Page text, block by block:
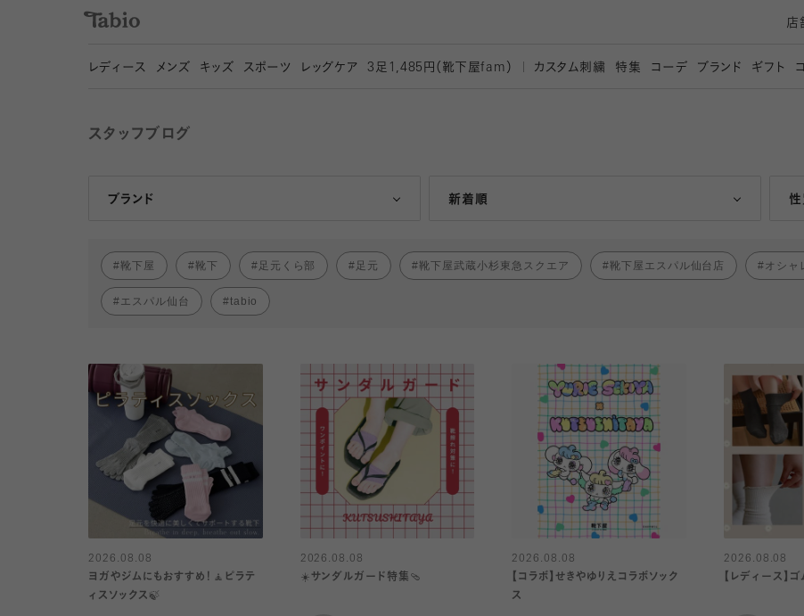
店
レディース メンズ キッズ スポーツ レッグケア 3 足1,485円（靴下屋fam） カスタム刺繍 特集 コーデ ブランド ギフト
スタッフブログ
ブランド
Tabio 新着順
人気ランキング順 性
女
靴下屋 靴下 足元くら部 足元 靴下屋武蔵小杉東急スクエア 靴下屋エスパル仙台店 オシャ
エスパル仙台 tabio
2026.08.08
ヨガやジムにもおすすめ！🧘ピラテ
ィスソックス🍃
2026.08.08
☀️サンダルガード特集🩴
2026.08.08
【コラボ】せきやゆりえコラボソック
ス
2026.08.08
【レディース】